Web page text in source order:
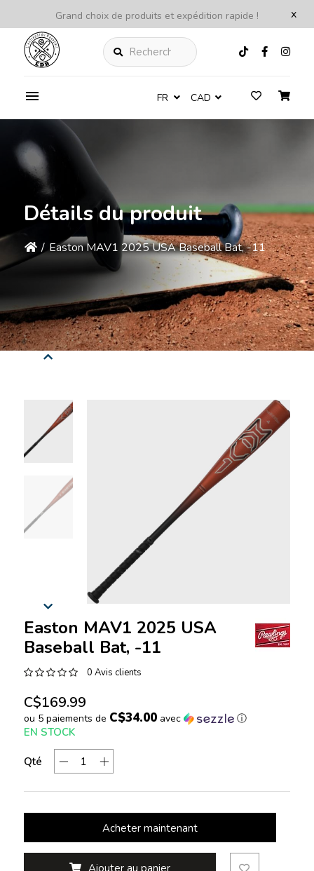
x
Grand choix de produits et expédition rapide !
Rechercher
FR CAD
Détails du produit
/ Easton MAV1 2025 USA Baseball Bat, -11
Easton MAV1 2025 USA
Baseball Bat, -11
0 Avis clients
C$169.99
ou 5 paiements de C$34.00avec ⓘ
EN STOCK
Qté
Acheter maintenant